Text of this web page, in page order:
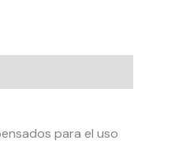
para el uso